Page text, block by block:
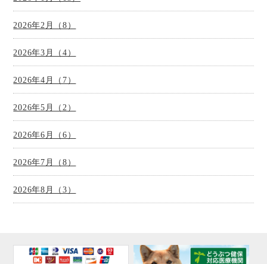
2026年2月（8）
2026年3月（4）
2026年4月（7）
2026年5月（2）
2026年6月（6）
2026年7月（8）
2026年8月（3）